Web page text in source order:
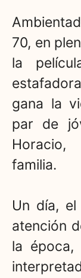
70, en
la
gana la
par de
familia.
Un día,
atención
la época,